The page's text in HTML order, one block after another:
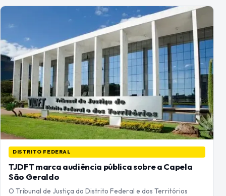
DISTRITO FEDERAL
TJDFT marca audiência pública sobre a Capela
São Geraldo
O Tribunal de Justiça do Distrito Federal e dos Territórios